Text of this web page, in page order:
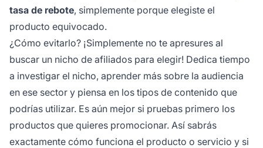
tasa de rebote, simplemente porque elegiste el
producto equivocado.
¿Cómo evitarlo? ¡Simplemente no te apresures al
buscar un nicho de afiliados para elegir! Dedica tiempo
a investigar el nicho, aprender más sobre la audiencia
en ese sector y piensa en los tipos de contenido que
podrías utilizar. Es aún mejor si pruebas primero los
productos que quieres promocionar. Así sabrás
exactamente cómo funciona el producto o servicio y si